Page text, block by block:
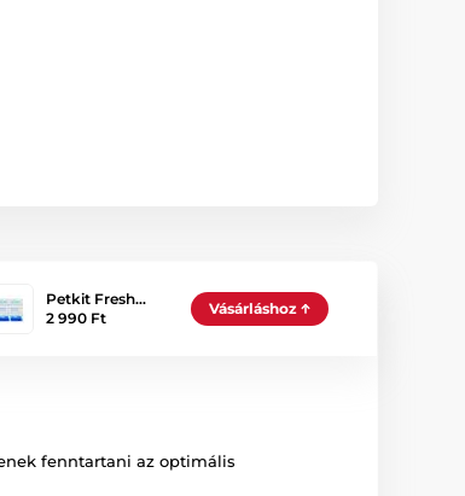
Petkit Fresh…
2 990 Ft
Vásárláshoz
fenntartani az optimális